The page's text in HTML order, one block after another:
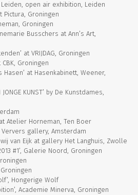
Leiden, open air exhibition, Leiden
Pictura, Groningen
Groningen
Busschers at Ann’s Art,
at VRIJDAG, Groningen
CBK, Groningen
Hasen’ at Hasenkabinett, Weener,
JONGE KUNST’ by De Kunstdames,
Atelier Horneman, Ten Boer
Ververs gallery, Amsterdam
van Eijk at gallery Het Langhuis, Zwolle
#1’, Galerie Noord, Groningen
Hongerige Wolf
Academie Minerva, Groningen